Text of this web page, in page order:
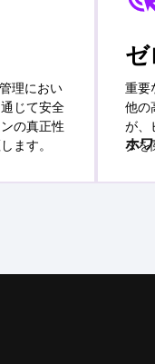
理におい
じて安全
の真正性
ます。
重要
他の
が、
タを
ホ